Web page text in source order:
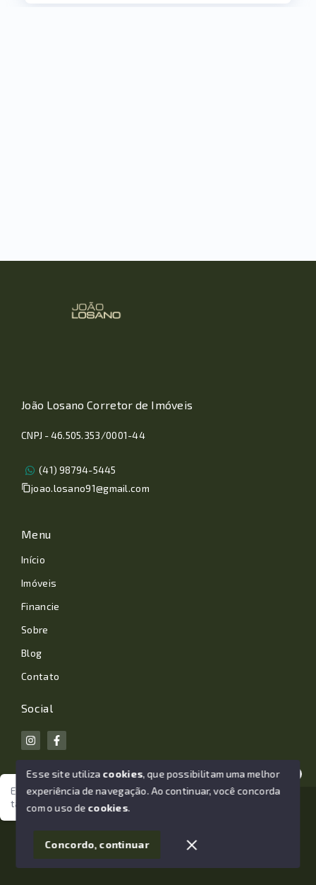
Estamos aqui para te ajudar. Vamos juntos nessa jornada
tão importante da sua vida?
João Losano Corretor de Imóveis
CNPJ - 46.505.353/0001-44
(41) 98794-5445
joao.losano91@gmail.com
Menu
Início
Imóveis
Financie
Sobre
Blog
Contato
Social
© Copyright 2026 - João Losano Corretor de Imóveis -
SITE PARA IMOBILIARIA
Esse site utiliza cookies, que possibilitam uma melhor
experiência de navegação.Ao continuar, você concorda
com o uso de cookies.
Concordo, continuar